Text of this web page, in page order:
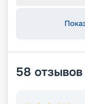
58 отзывов